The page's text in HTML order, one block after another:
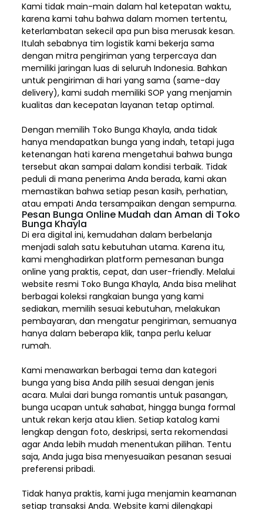
Kami tidak main-main dalam hal ketepatan waktu,
karena kami tahu bahwa dalam momen tertentu,
keterlambatan sekecil apa pun bisa merusak kesan.
Itulah sebabnya tim logistik kami bekerja sama
dengan mitra pengiriman yang terpercaya dan
memiliki jaringan luas di seluruh Indonesia. Bahkan
untuk pengiriman di hari yang sama (same-day
delivery), kami sudah memiliki SOP yang menjamin
kualitas dan kecepatan layanan tetap optimal.
Dengan memilih Toko Bunga Khayla, anda tidak
hanya mendapatkan bunga yang indah, tetapi juga
ketenangan hati karena mengetahui bahwa bunga
tersebut akan sampai dalam kondisi terbaik. Tidak
peduli di mana penerima Anda berada, kami akan
memastikan bahwa setiap pesan kasih, perhatian,
atau empati Anda tersampaikan dengan sempurna.
Pesan Bunga Online Mudah dan Aman di Toko
Bunga Khayla
Di era digital ini, kemudahan dalam berbelanja
menjadi salah satu kebutuhan utama. Karena itu,
kami menghadirkan platform pemesanan bunga
online yang praktis, cepat, dan user-friendly. Melalui
website resmi Toko Bunga Khayla, Anda bisa melihat
berbagai koleksi rangkaian bunga yang kami
sediakan, memilih sesuai kebutuhan, melakukan
pembayaran, dan mengatur pengiriman,semuanya
hanya dalam beberapa klik, tanpa perlu keluar
rumah.
Kami menawarkan berbagai tema dan kategori
bunga yang bisa Anda pilih sesuai dengan jenis
acara. Mulai dari bunga romantis untuk pasangan,
bunga ucapan untuk sahabat, hingga bunga formal
untuk rekan kerja atau klien. Setiap katalog kami
lengkap dengan foto, deskripsi, serta rekomendasi
agar Anda lebih mudah menentukan pilihan. Tentu
saja, Anda juga bisa menyesuaikan pesanan sesuai
preferensi pribadi.
Tidak hanya praktis, kami juga menjamin keamanan
setiap transaksi Anda. Website kami dilengkapi